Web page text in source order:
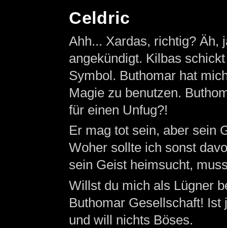
Celdric
Ahh... Xardas, richtig? Äh,
angekündigt. Kilbas
Symbol. Buthomar hat
Magie zu benutzen.
für einen Unfug?!
Er mag tot sein, aber sein
Woher sollte ich sonst
sein Geist heimsucht,
Willst du mich als Lügner
Buthomar Gesellschaft!
und will nichts Böses.